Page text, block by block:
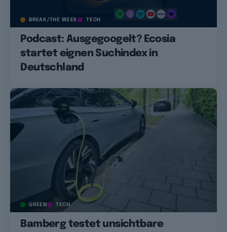
BREAK/THE WEEK TECH
Podcast: Ausgegoogelt? Ecosia
startet eignen Suchindex in
Deutschland
GREEN TECH
Bamberg testet unsichtbare